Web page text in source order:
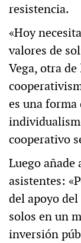
resistencia.
«Hoy
valores de
Vega, otra
es una forma
cooperativo
Luego añade
asistentes:
del apoyo
solos en un
inversión